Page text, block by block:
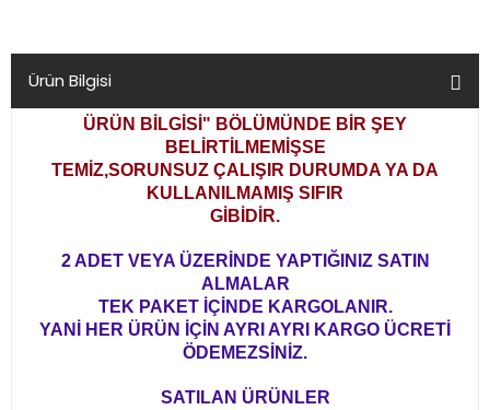
Ürün Bilgisi
ÜRÜN BİLGİSİ" BÖLÜMÜNDE BİR ŞEY
BELİRTİLMEMİŞSE
TEMİZ,SORUNSUZ ÇALIŞIR DURUMDA YA DA
KULLANILMAMIŞ SIFIR
GİBİDİR.
2 ADET VEYA ÜZERİNDE YAPTIĞINIZ SATIN
ALMALAR
TEK PAKET İÇİNDE KARGOLANIR.
YANİ HER ÜRÜN İÇİN AYRI AYRI KARGO ÜCRETİ
ÖDEMEZSİNİZ.
SATILAN ÜRÜNLER